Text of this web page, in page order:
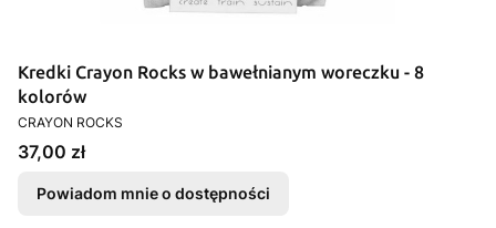
Kredki Crayon Rocks w bawełnianym woreczku - 8
kolorów
PRODUCENT
CRAYON ROCKS
Cena
37,00 zł
Powiadom mnie o dostępności